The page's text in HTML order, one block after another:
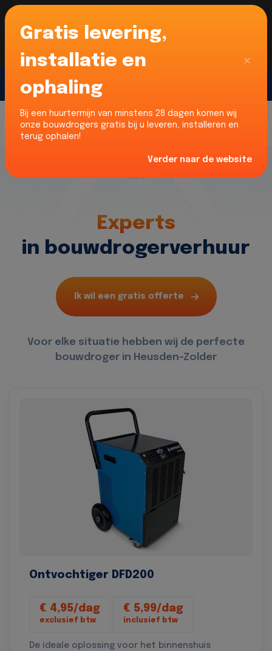
Voor onze Nederlandse klanten... Wij zijn maar
liefst 52% goedkoper dan verhuurders uit NL -
limburg en Noord-Brabant!
Home
Experts
in bouwdrogerverhuur
Ik wil een gratis offerte
Voor elke situatie hebben wij de perfecte
bouwdroger in Heusden-Zolder
Ontvochtiger DFD200
€ 4,95/dag
exclusief btw
€ 5,99/dag
inclusief btw
De ideale oplossing voor het binnenshuis
Gratis levering,
installatie en
ophaling
Bij een huurtermijn van minstens 28 dagen komen wij
onze bouwdrogers gratis bij u leveren, installeren en
terug ophalen!
Verder naar de website